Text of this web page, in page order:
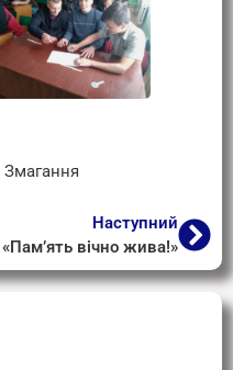
Змагання
Наступний
«Пам’ять вічно жива!»